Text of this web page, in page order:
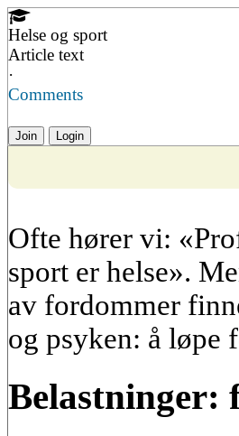
Helse og sport
Article text
·
Comments
Join Login
Ofte hører vi:
sport er helse».
av fordommer
og psyken: å løpe
Belastninger: